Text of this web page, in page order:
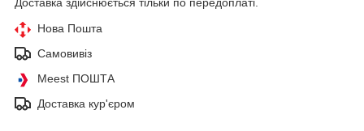
Нова Пошта
Самовивіз
Meest ПОШТА
Доставка кур'єром